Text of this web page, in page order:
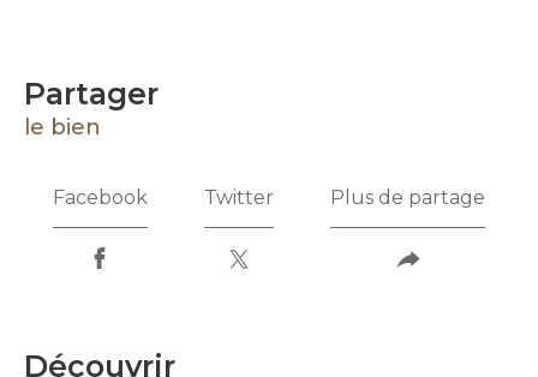
partager
le bien
Facebook Twitter Plus de partage
découvrir